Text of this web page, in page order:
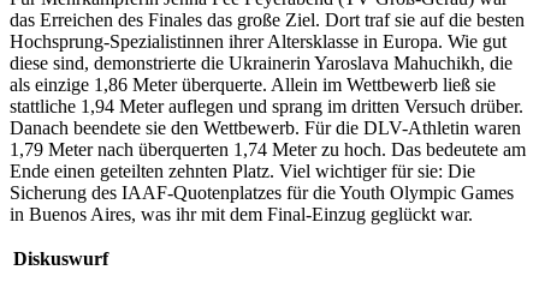
das Erreichen des Finales das große Ziel. Dort traf sie auf die besten
Hochsprung-Spezialistinnen ihrer Altersklasse in Europa. Wie gut
diese sind, demonstrierte die Ukrainerin Yaroslava Mahuchikh, die
als einzige 1,86 Meter überquerte. Allein im Wettbewerb ließ sie
stattliche 1,94 Meter auflegen und sprang im dritten Versuch drüber.
Danach beendete sie den Wettbewerb. Für die DLV-Athletin waren
1,79 Meter nach überquerten 1,74 Meter zu hoch. Das bedeutete am
Ende einen geteilten zehnten Platz. Viel wichtiger für sie: Die
Sicherung des IAAF-Quotenplatzes für die Youth Olympic Games
in Buenos Aires, was ihr mit dem Final-Einzug geglückt war.
Diskuswurf